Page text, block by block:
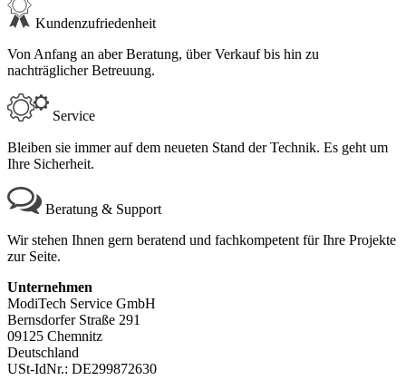
Kundenzufriedenheit
Von Anfang an aber Beratung, über Verkauf bis hin zu
nachträglicher Betreuung.
Service
Bleiben sie immer auf dem neueten Stand der Technik. Es geht um
Ihre Sicherheit.
Beratung & Support
Wir stehen Ihnen gern beratend und fachkompetent für Ihre Projekte
zur Seite.
Unternehmen
ModiTech Service GmbH
Bernsdorfer Straße 291
09125 Chemnitz
Deutschland
USt-IdNr.: DE299872630